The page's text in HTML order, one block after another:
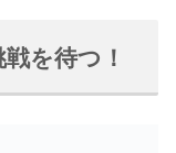
を待つ！